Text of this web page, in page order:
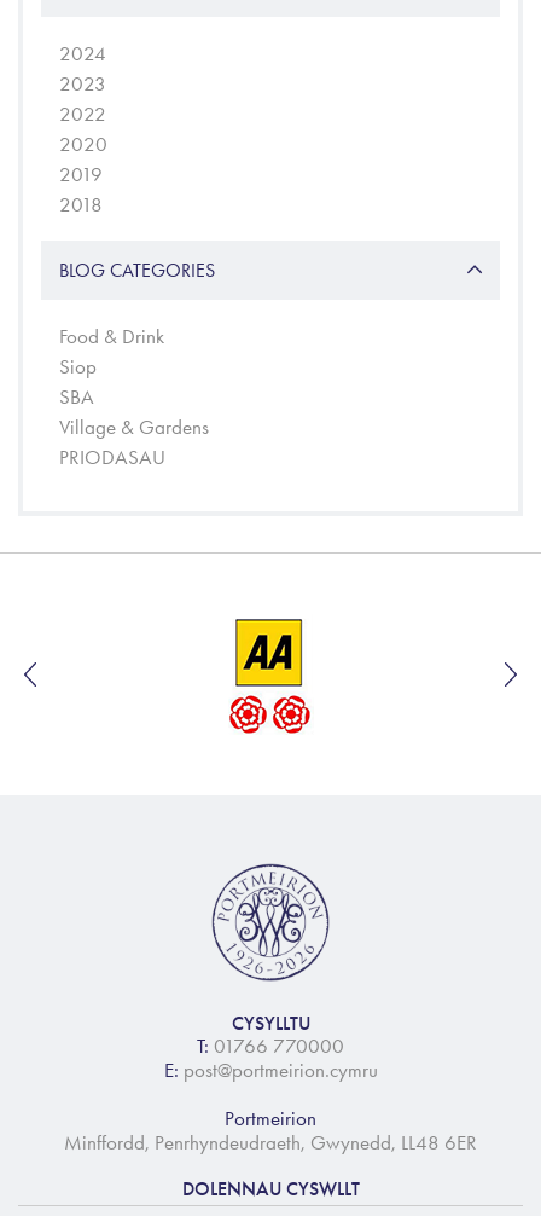
2024
2023
2022
2020
2019
2018
BLOG CATEGORIES
Food & Drink
Siop
SBA
Village & Gardens
PRIODASAU
CYSYLLTU
T: 01766 770000
E: post@portmeirion.cymru
Portmeirion
Minffordd, Penrhyndeudraeth, Gwynedd, LL48 6ER
DOLENNAU CYSWLLT